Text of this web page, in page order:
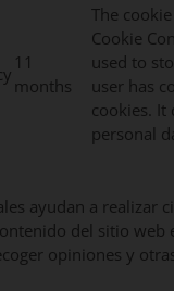
11
months
The
Cookie
used to
user has
cookies. It
personal
ayudan a realizar
del sitio web
opiniones y